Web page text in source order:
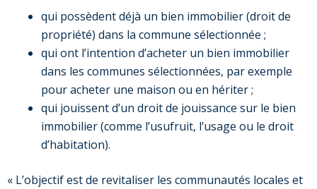
qui possèdent déjà un bien immobilier (droit de
propriété) dans la commune sélectionnée ;
qui ont l’intention d’acheter un bien immobilier
dans les communes sélectionnées, par exemple
pour acheter une maison ou en hériter ;
qui jouissent d’un droit de jouissance sur le bien
immobilier (comme l’usufruit, l’usage ou le droit
d’habitation).
« L’objectif est de revitaliser les communautés locales et